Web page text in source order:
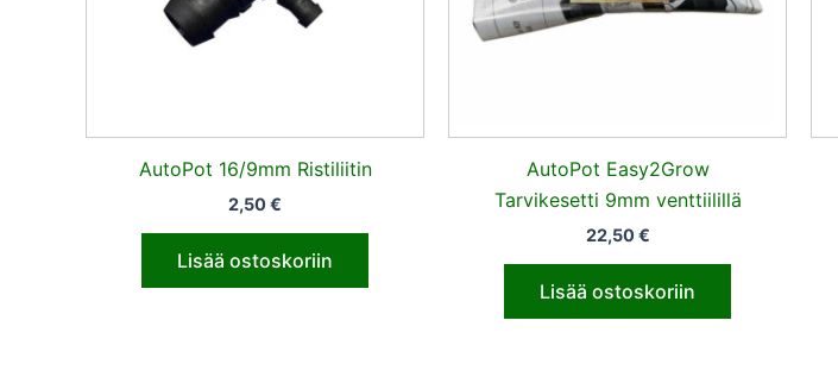
AutoPot 16/9mm Ristiliitin
2,50€
Lisää ostoskoriin
AutoPot Easy2Grow
Tarvikesetti 9mm venttiilillä
22,50€
Lisää ostoskoriin